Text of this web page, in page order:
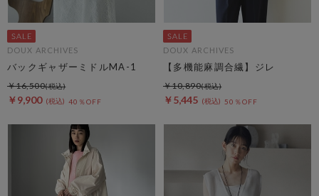
DOUX ARCHIVES
バックギャザーミドルMA-1
￥9,900 40％OFF
￥16,500
DOUX ARCHIVES
【多機能麻調合繊】ジレ
￥5,445 50％OFF
￥10,890